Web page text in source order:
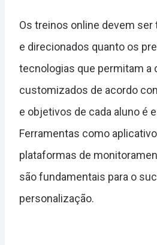
Os treinos online devem ser
e direcionados quanto os
tecnologias que permitam a
customizados de acordo
e objetivos de cada aluno é
Ferramentas como
plataformas de
são fundamentais para o
personalização.